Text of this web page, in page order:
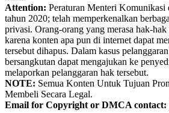
Attention: Peraturan Menteri
tahun 2020; telah memperkenalkan
privasi. Orang-orang yang merasa hak-
karena konten apa pun di internet dapat
tersebut dihapus. Dalam kasus
bersangkutan dapat mengajukan ke
melaporkan pelanggaran hak tersebut.
NOTE: Semua Konten Untuk Tujuan
Membeli Secara Legal.
Email for Copyright or DMCA contact: